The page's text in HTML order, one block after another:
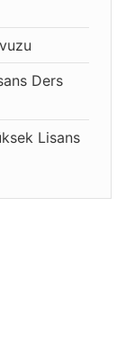
Ders
Lisans